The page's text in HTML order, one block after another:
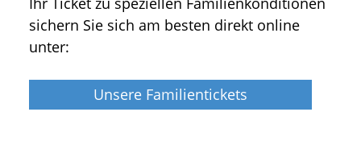
sichern Sie sich am besten direkt online
unter:
Unsere Familientickets